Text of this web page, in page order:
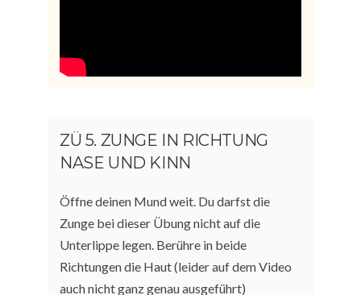
ZÜ 5. ZUNGE IN RICHTUNG
NASE UND KINN
Öffne deinen Mund weit. Du darfst die
Zunge bei dieser Übung nicht auf die
Unterlippe legen. Berühre in beide
Richtungen die Haut (leider auf dem Video
auch nicht ganz genau ausgeführt)